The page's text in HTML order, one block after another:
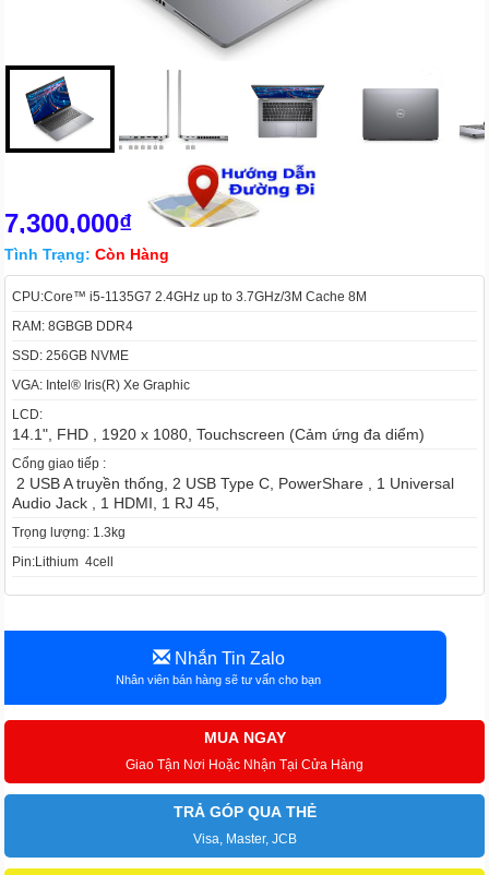
7,300,000₫
Tình Trạng: Còn Hàng
CPU:Core™ i5-1135G7 2.4GHz up to 3.7GHz/3M Cache 8M
RAM: 8GBGB DDR4
SSD: 256GB NVME
VGA: Intel® Iris(R) Xe Graphic
LCD:
14.1", FHD , 1920 x 1080, Touchscreen (Cảm ứng đa diểm)
Cổng giao tiếp :
2 USB A truyền thống, 2 USB Type C, PowerShare , 1 Universal
Audio Jack , 1 HDMI, 1 RJ 45,
Trọng lượng: 1.3kg
Pin:Lithium 4cell
Nhắn Tin Zalo
Nhân viên bán hàng sẽ tư vấn cho bạn
MUA NGAY
Giao Tận Nơi Hoặc Nhận Tại Cửa Hàng
TRẢ GÓP QUA THẺ
Visa, Master, JCB